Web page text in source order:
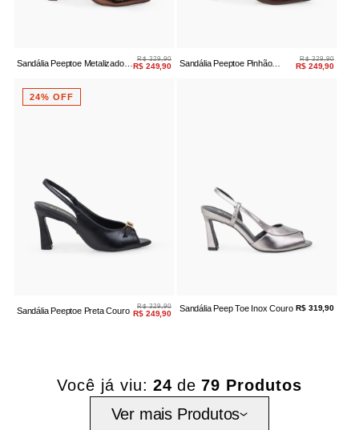
Sandália Peeptoe Metalizado
R$ 329,90
R$ 249,90
Sandália Peeptoe Pinhão
R$ 329,90
R$ 249,90
24% OFF
Sandália Peeptoe Preta Couro R$ 329,90
R$ 249,90
Sandália Peep Toe Inox Couro R$ 319,90
Você já viu: 24 de 79 Produtos
Ver mais Produtos